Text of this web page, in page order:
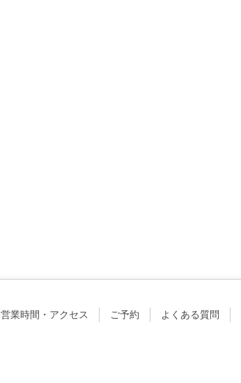
営業時間・アクセス ご予約 よくある質問